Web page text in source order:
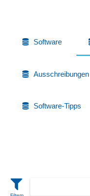
Software
Ausschreibungen
Software-Tipps